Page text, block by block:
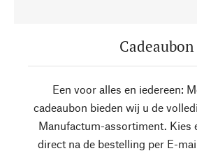
Cadeaubon
Een voor alles en iedereen:
cadeaubon bieden wij u de
Manufactum-assortiment. Kies
direct na de bestelling per E-